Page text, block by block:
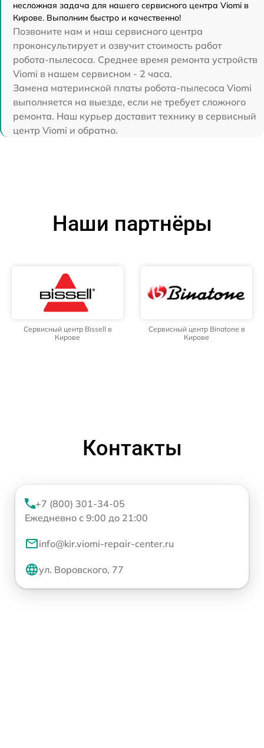
несложная задача для нашего сервисного центра Viomi в
Кирове. Выполним быстро и качественно!
Позвоните нам и наш сервисного центра
проконсультирует и озвучит стоимость работ
робота-пылесоса. Среднее время ремонта устройств
Viomi в нашем сервисном - 2 часа.
Замена материнской платы робота-пылесоса Viomi
выполняется на выезде, если не требует сложного
ремонта. Наш курьер доставит технику в сервисный
центр Viomi и обратно.
Наши партнёры
Сервисный центр Bissell в
Кирове
Сервисный центр Binatone в
Кирове
Контакты
+7 (800) 301-34-05
Ежедневно с 9:00 до 21:00
info@kir.viomi-repair-center.ru
ул. Воровского, 77